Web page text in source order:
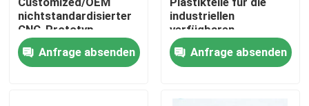
VR Show
nichtstandardisierter
CNC-Prototyp-
Bearbeitungsteil
Anfrage absenden
industriellen
verfügbaren
Anwendungen
OEM/ODM maschinell
Anfrage absenden